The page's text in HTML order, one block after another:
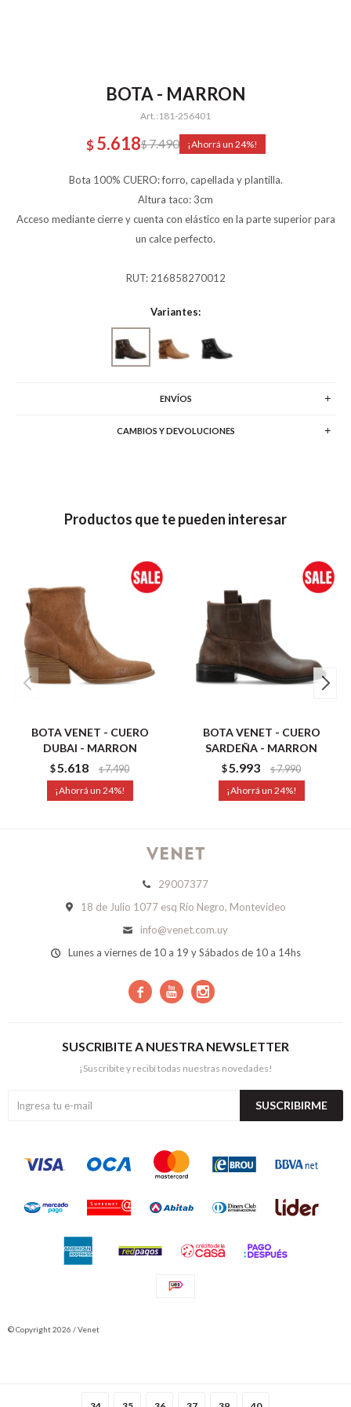
BOTA - MARRON
181-256401
$ 5.618$7.490 24
Bota 100% CUERO: forro, capellada y plantilla.
Altura taco: 3cm
Acceso mediante cierre y cuenta con elástico en la parte superior para
un calce perfecto.
RUT: 216858270012
Variantes:
ENVÍOS
CAMBIOS Y DEVOLUCIONES
Productos que te pueden interesar
BOTA VENET - CUERO
DUBAI - MARRON
$5.618 $7.490
24
BOTA VENET - CUERO
SARDEÑA - MARRON
$5.993 $7.990
24
29007377
18 de Julio 1077 esq Río Negro, Montevideo
info@venet.com.uy
Lunes a viernes de 10 a 19 y Sábados de 10 a 14hs
  
SUSCRIBITE A NUESTRA NEWSLETTER
¡Suscribite y recibí todas nuestras novedades!
SUSCRIBIRME
© Copyright 2026 / Venet